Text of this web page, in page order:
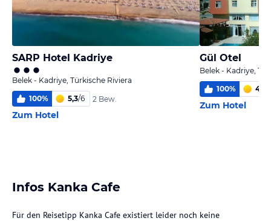
SARP Hotel Kadriye
Belek - Kadriye, Türkische Riviera
100% 5,3/6 2 Bew.
Zum Hotel
Gül Otel
Belek - Kadriye,
100% 4,5
Zum Hotel
Infos Kanka Cafe
Für den Reisetipp Kanka Cafe existiert leider noch keine